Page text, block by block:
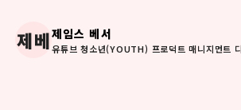
제베제임스 베서
유튜브 청소년(YOUTH) 프로덕트 매니지먼트